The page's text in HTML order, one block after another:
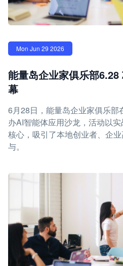
Mon Jun 29 2026
能量岛企业家俱乐部
幕
6月28日，能量岛企业家俱乐部
办AI智能体应用沙龙，活动以
核心，吸引了本地创业者、企
与。